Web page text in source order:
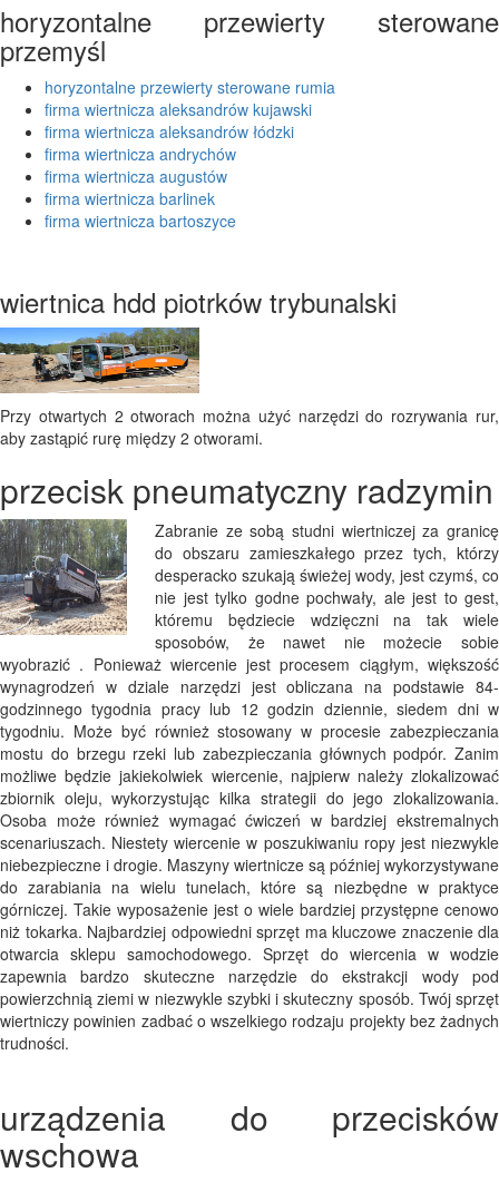
horyzontalne przewierty sterowane
przemyśl
horyzontalne przewierty sterowane rumia
firma wiertnicza aleksandrów kujawski
firma wiertnicza aleksandrów łódzki
firma wiertnicza andrychów
firma wiertnicza augustów
firma wiertnicza barlinek
firma wiertnicza bartoszyce
wiertnica hdd piotrków trybunalski
Przy otwartych 2 otworach można użyć narzędzi do rozrywania rur,
aby zastąpić rurę między 2 otworami.
przecisk pneumatyczny radzymin
Zabranie ze sobą studni wiertniczej za granicę
do obszaru zamieszkałego przez tych, którzy
desperacko szukają świeżej wody, jest czymś, co
nie jest tylko godne pochwały, ale jest to gest,
któremu będziecie wdzięczni na tak wiele
sposobów, że nawet nie możecie sobie
wyobrazić . Ponieważ wiercenie jest procesem ciągłym, większość
wynagrodzeń w dziale narzędzi jest obliczana na podstawie 84-
godzinnego tygodnia pracy lub 12 godzin dziennie, siedem dni w
tygodniu. Może być również stosowany w procesie zabezpieczania
mostu do brzegu rzeki lub zabezpieczania głównych podpór. Zanim
możliwe będzie jakiekolwiek wiercenie, najpierw należy zlokalizować
zbiornik oleju, wykorzystując kilka strategii do jego zlokalizowania.
Osoba może również wymagać ćwiczeń w bardziej ekstremalnych
scenariuszach. Niestety wiercenie w poszukiwaniu ropy jest niezwykle
niebezpieczne i drogie. Maszyny wiertnicze są później wykorzystywane
do zarabiania na wielu tunelach, które są niezbędne w praktyce
górniczej. Takie wyposażenie jest o wiele bardziej przystępne cenowo
niż tokarka. Najbardziej odpowiedni sprzęt ma kluczowe znaczenie dla
otwarcia sklepu samochodowego. Sprzęt do wiercenia w wodzie
zapewnia bardzo skuteczne narzędzie do ekstrakcji wody pod
powierzchnią ziemi w niezwykle szybki i skuteczny sposób. Twój sprzęt
wiertniczy powinien zadbać o wszelkiego rodzaju projekty bez żadnych
trudności.
urządzenia do przecisków
wschowa